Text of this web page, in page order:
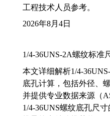
工程技术人员参考。
2026年8月4日
1/4-36UNS-2A螺纹标准
本文详细解析1/4-
底孔计算，包括外径、
并提供专业数据来源（
1/4-36UNS螺纹底孔尺